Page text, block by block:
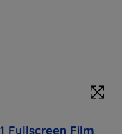
Fullscreen Film